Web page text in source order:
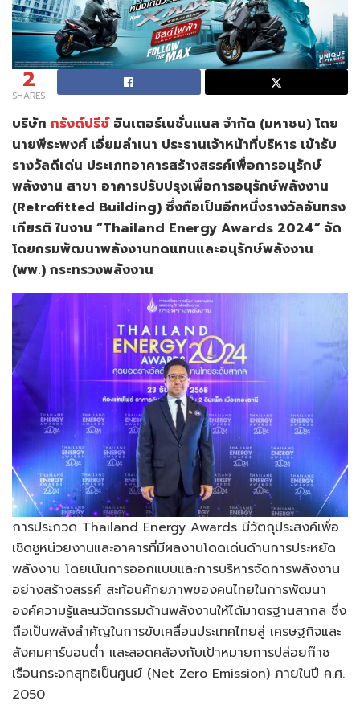
2
SHARES
บริษัท กรังด์ปรีซ์ อินเตอร์เนชั่นแนล จำกัด (มหาชน) โดย
นายพีระพงศ์ เอี่ยมลำเนา ประธานเจ้าหน้าที่บริหาร เข้ารับ
รางวัลดีเด่น ประเภทอาคารสร้างสรรค์เพื่อการอนุรักษ์
พลังงาน สาขา อาคารปรับปรุงเพื่อการอนุรักษ์พลังงาน
(Retrofitted Building) ซึ่งถือเป็นอีกหนึ่งรางวัลอันทรง
เกียรติ ในงาน “Thailand Energy Awards 2024” จัด
โดยกรมพัฒนาพลังงานทดแทนและอนุรักษ์พลังงาน
(พพ.) กระทรวงพลังงาน
การประกวด Thailand Energy Awards มีวัตถุประสงค์เพื่อ
เชิดชูหน่วยงานและอาคารที่มีผลงานโดดเด่นด้านการประหยัด
พลังงาน โดยเน้นการออกแบบและการบริหารจัดการพลังงาน
อย่างสร้างสรรค์ สะท้อนศักยภาพของคนไทยในการพัฒนา
องค์ความรู้และนวัตกรรมด้านพลังงานให้ได้มาตรฐานสากล ซึ่ง
ถือเป็นพลังสำคัญในการขับเคลื่อนประเทศไทยสู่ เศรษฐกิจและ
สังคมคาร์บอนต่ำ และสอดคล้องกับเป้าหมายการปล่อยก๊าซ
เรือนกระจกสุทธิเป็นศูนย์ (Net Zero Emission) ภายในปี ค.ศ.
2050